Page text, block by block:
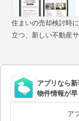
住まいの売却検討時
立つ、新しい不動産サ
アプリなら
物件情報が早
ア